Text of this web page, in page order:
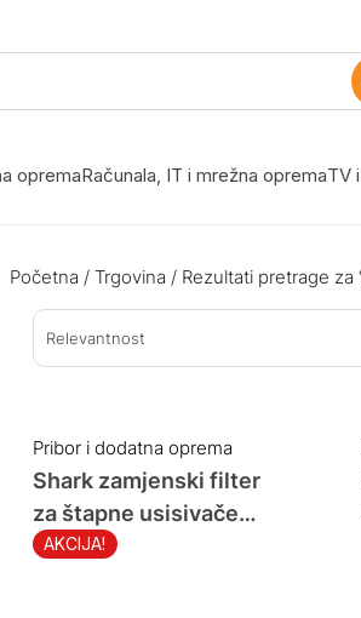
opremaRačunala, IT i mrežna opremaTV
Početna / Trgovina / Rezultati pretrage za
Relevantnost
Pribor i dodatna oprema
AKCIJA!
Shark zamjenski filter
za štapne usisivače
IZ400 serije